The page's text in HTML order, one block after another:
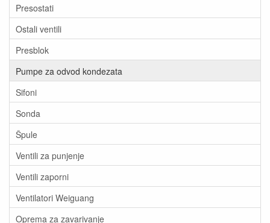
Presostati
Ostali ventili
Presblok
Pumpe za odvod kondezata
Sifoni
Sonda
Špule
Ventili za punjenje
Ventili zaporni
Ventilatori Weiguang
Oprema za zavarivanje